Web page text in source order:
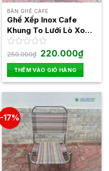
BÀN GHẾ CAFE
Ghế Xếp Inox Cafe
Khung To Lưới Lò Xo
Lưng Cao
Được
hạng
0
5
sao
250.000₫ Giá
gốc
là:
250.000₫.
220.000₫Giá
hiện
tại
là:
THÊM VÀO GIỎ HÀNG
-17%